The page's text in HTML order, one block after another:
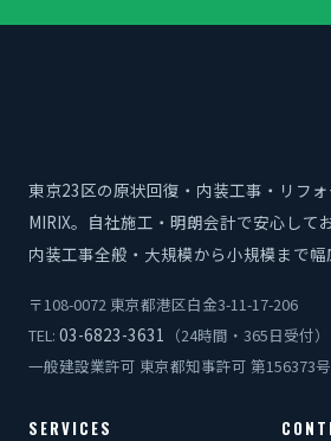
東京23区の原状回復・内装工事・リフ
MIRIX。自社施工・明朗会計で安心して
内装工事全般・大規模から小規模まで幅
〒108-0072 東京都港区白金3-11-17-206
TEL: 03-6823-3631
（24時間・365日受付）
一般建設業許可 東京都知事許可 第156373号
SERVICES